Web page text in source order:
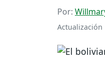
Por:
Actualización